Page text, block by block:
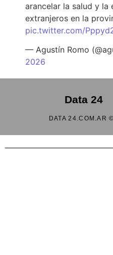
arancelar la salud y la
extranjeros en la
pic.twitter.com/
— Agustín Romo
2026
Data 24
DATA 24.COM.AR